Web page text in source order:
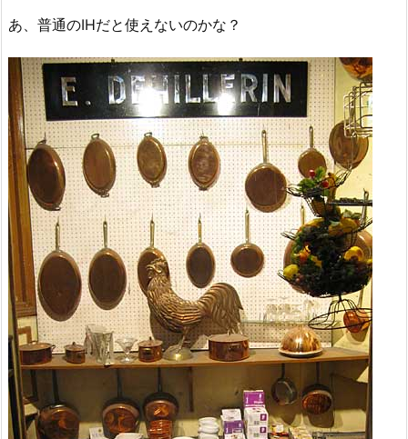
あ、普通のIHだと使えないのかな？